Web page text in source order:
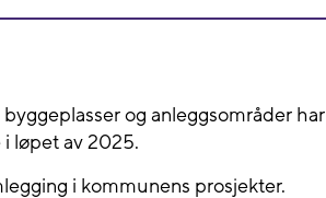
og anleggsområder har
løpet av 2025.
i kommunens prosjekter.